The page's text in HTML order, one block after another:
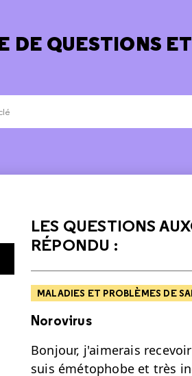
DE QUESTIONS
LES QUESTIONS
RÉPONDU :
MALADIES ET PROBLÈMES DE
Norovirus
Bonjour, j'aimerais
suis émétophobe et très